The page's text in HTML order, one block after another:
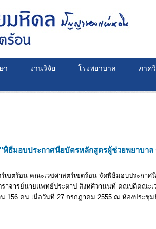
า งานวิจัย โรงพยาบาล ภาค
"พิธีมอบประกาศนียบัตรหลักสูตรผู้ช่วยพยาบาล
ร์เขตร้อน คณะเวชศาสตร์เขตร้อน จัดพิธีมอบประกา
าจารย์นายแพทย์ประตาป สิงหศิวานนท์ คณบดีคณะเ
156 คน เมื่อวันที่ 27 กรกฎาคม 2555 ณ ห้องประชุ